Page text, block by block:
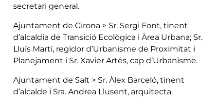
secretari general.
Ajuntament de Girona > Sr. Sergi Font, tinent
d’alcaldia de Transició Ecològica i Àrea Urbana; Sr.
Lluís Martí, regidor d’Urbanisme de Proximitat i
Planejament i Sr. Xavier Artés, cap d’Urbanisme.
Ajuntament de Salt > Sr. Àlex Barceló, tinent
d’alcalde i Sra. Andrea Llusent, arquitecta.